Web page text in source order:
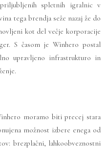
spletnih igralnic v
tega brendja seže nazaj že do
kot del večje korporacije
S časom je Winhero postal
upravljeno infrastrukturo in
moramo biti precej stara
možnost izbere enega od
brezplačni, lahkoobveznostni